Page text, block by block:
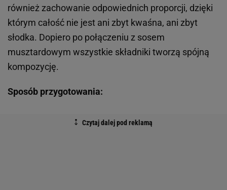
również zachowanie odpowiednich proporcji, dzięki
którym całość nie jest ani zbyt kwaśna, ani zbyt
słodka. Dopiero po połączeniu z sosem
musztardowym wszystkie składniki tworzą spójną
kompozycję.
Sposób przygotowania: